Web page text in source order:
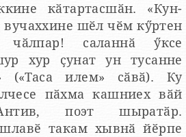
кӑтартасшӑн. «Кун-
вучаххине шӗл чӗм кӳртен
саланнӑ ӳксе
хур ҫунат ун тусанне
(«Таса илем» сӑвӑ). Ку
пӑхма кашниех вӑй
поэт шыратӑр.
такам хывнӑ йӗрпе